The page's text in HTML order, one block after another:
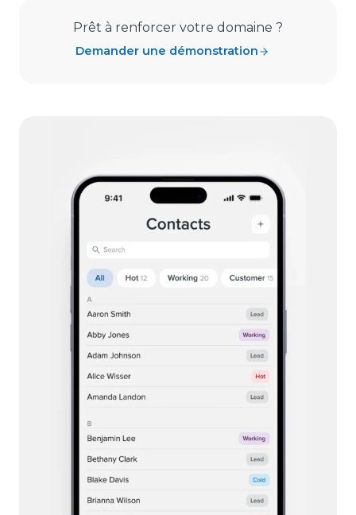
Prêt à renforcer votre domaine ?
Demander une démonstration